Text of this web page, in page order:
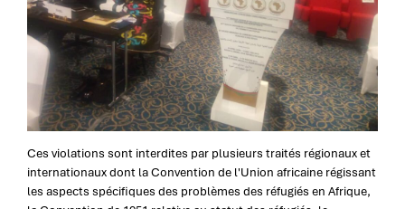
Ces violations sont interdites par plusieurs traités régionaux et
internationaux dont la Convention de l'Union africaine régissant
les aspects spécifiques des problèmes des réfugiés en Afrique,